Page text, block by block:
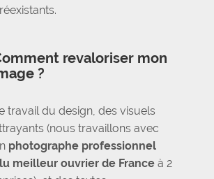
revaloriser mon
?
travail du design, des visuels
(nous travaillons avec
photographe professionnel
meilleur ouvrier de France à 2